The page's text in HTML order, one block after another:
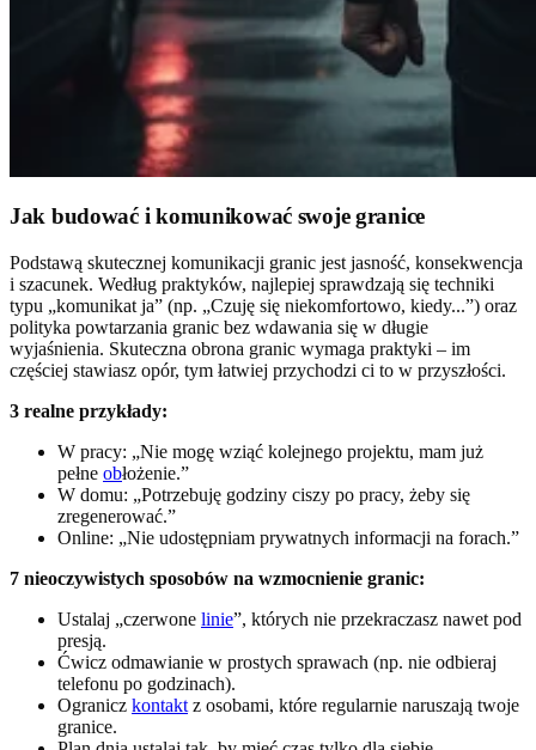
Jak budować i komunikować swoje granice
Podstawą skutecznej komunikacji granic jest jasność, konsekwencja
i szacunek. Według praktyków, najlepiej sprawdzają się techniki
typu „komunikat ja” (np. „Czuję się niekomfortowo, kiedy...”) oraz
polityka powtarzania granic bez wdawania się w długie
wyjaśnienia. Skuteczna obrona granic wymaga praktyki – im
częściej stawiasz opór, tym łatwiej przychodzi ci to w przyszłości.
3 realne przykłady:
W pracy: „Nie mogę wziąć kolejnego projektu, mam już
pełne obłożenie.”
W domu: „Potrzebuję godziny ciszy po pracy, żeby się
zregenerować.”
Online: „Nie udostępniam prywatnych informacji na forach.”
7 nieoczywistych sposobów na wzmocnienie granic:
Ustalaj „czerwone linie”, których nie przekraczasz nawet pod
presją.
Ćwicz odmawianie w prostych sprawach (np. nie odbieraj
telefonu po godzinach).
Ogranicz kontakt z osobami, które regularnie naruszają twoje
granice.